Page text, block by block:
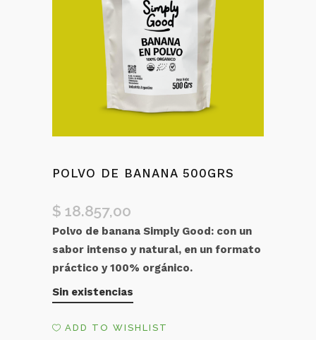
POLVO DE BANANA 500GRS
$ 18.857,00
Polvo de banana Simply Good: con un
sabor intenso y natural, en un formato
práctico y 100% orgánico.
Sin existencias
ADD TO WISHLIST